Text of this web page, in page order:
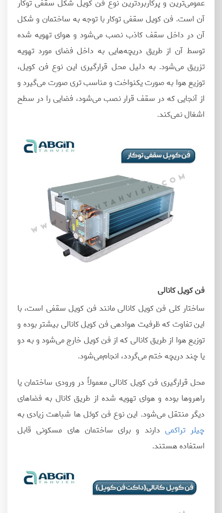
عمومی‌ترین و پرکاربردترین نوع فن کویل شکل سقفی توکار
آن است. فن کویل سقفی توکار با توجه به ساختمان و شکل
آن در داخل سقف کاذب نصب می‌شود و هوای تهویه شده
توسط آن از طریق دریچه‌هایی به داخل فضای مورد تهویه
تزریق می‌شود. به‌ دلیل محل قرارگیری این نوع فن کویل،
توزیع هوا به‌ صورت یکنواخت و مناسب تری صورت‌ می‌گیرد و
از آنجایی که در سقف قرار نصب می‌شود، فضایی را در سطح
اشغال نمی‌کند.
فن کویل کانالی
ساختار کلی فن کویل کانالی مانند فن کویل سقفی است، با
این تفاوت که ظرفیت هوادهی فن کویل کانالی بیشتر بوده و
توزیع هوا از طریق کانالی که از فن کویل خارج می‌شود و به دو
یا چند دریچه ختم می‌گردد، انجام‌می‌شود.
محل قرارگیری فن کویل کانالی معمولاً در ورودی ساختمان یا
راهروها بوده و هوای تهویه شده از طریق کانال به فضاهای
دیگر منتقل می‌شود. این نوع فن کوئل ها شباهت زیادی به
چیلر تراکمی دارند و برای ساختمان های مسکونی قابل
استفاده هستند.